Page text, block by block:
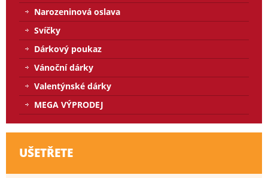
Narozeninová oslava
Svíčky
Dárkový poukaz
Vánoční dárky
Valentýnské dárky
MEGA VÝPRODEJ
UŠETŘETE